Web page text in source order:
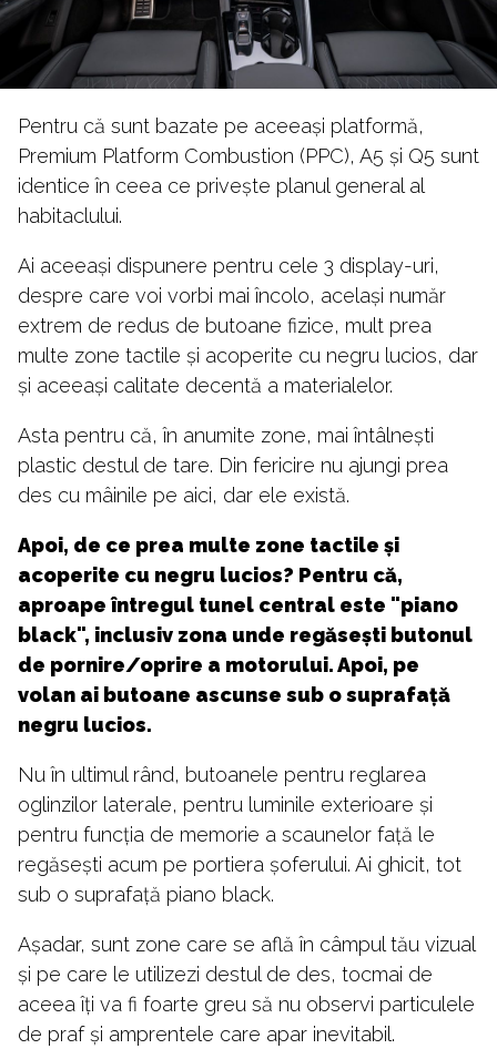
Pentru că sunt bazate pe aceeași platformă,
Premium Platform Combustion (PPC), A5 și Q5 sunt
identice în ceea ce privește planul general al
habitaclului.
Ai aceeași dispunere pentru cele 3 display-uri,
despre care voi vorbi mai încolo, același număr
extrem de redus de butoane fizice, mult prea
multe zone tactile și acoperite cu negru lucios, dar
și aceeași calitate decentă a materialelor.
Asta pentru că, în anumite zone, mai întâlnești
plastic destul de tare. Din fericire nu ajungi prea
des cu mâinile pe aici, dar ele există.
Apoi, de ce prea multe zone tactile și
acoperite cu negru lucios? Pentru că,
aproape întregul tunel central este "piano
black", inclusiv zona unde regăsești butonul
de pornire/oprire a motorului. Apoi, pe
volan ai butoane ascunse sub o suprafață
negru lucios.
Nu în ultimul rând, butoanele pentru reglarea
oglinzilor laterale, pentru luminile exterioare și
pentru funcția de memorie a scaunelor față le
regăsești acum pe portiera șoferului. Ai ghicit, tot
sub o suprafață piano black.
Așadar, sunt zone care se află în câmpul tău vizual
și pe care le utilizezi destul de des, tocmai de
aceea îți va fi foarte greu să nu observi particulele
de praf și amprentele care apar inevitabil.